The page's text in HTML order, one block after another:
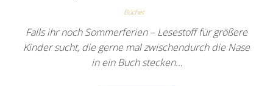
Bücher
Falls ihr noch Sommerferien – Lesestoff für größere
Kinder sucht, die gerne mal zwischendurch die Nase
in ein Buch stecken…